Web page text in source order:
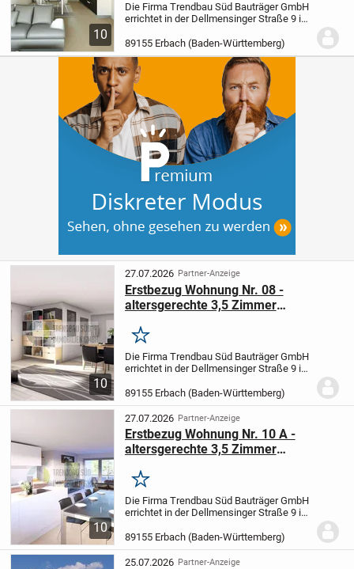
10
Die Firma Trendbau Süd Bauträger GmbH
errichtet in der Dellmensinger Straße 9 in
Mehrfamilienhäuser mit 15
Wohneinheiten mit überdachten
Stellplätzen sowie Aussenstellplätze...
89155 Erbach (Baden-Württemberg)
10
27.07.2026 Partner-Anzeige
Erstbezug Wohnung Nr. 08 -
altersgerechte 3,5 Zimmer
Merken
Die Firma Trendbau Süd Bauträger GmbH
errichtet in der Dellmensinger Straße 9 in
Mehrfamilienhäuser mit 15
Wohneinheiten mit überdachten
Stellplätzen.Für hohen Wohnkomfor...
89155 Erbach (Baden-Württemberg)
10
27.07.2026 Partner-Anzeige
Erstbezug Wohnung Nr. 10 A -
altersgerechte 3,5 Zimmer
Merken
Die Firma Trendbau Süd Bauträger GmbH
errichtet in der Dellmensinger Straße 9 in
Mehrfamilienhäuser mit 15
Wohneinheiten mit überdachten
Stellplätzen.Für hohen Wohnkomfor...
89155 Erbach (Baden-Württemberg)
25.07.2026 Partner-Anzeige